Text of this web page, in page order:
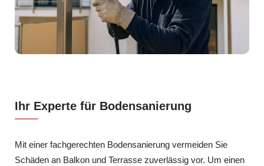
Ihr Experte für Bodensanierung
Mit einer fachgerechten Bodensanierung vermeiden Sie
Schäden an Balkon und Terrasse zuverlässig vor. Um einen